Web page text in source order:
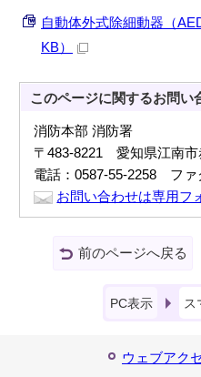
自動体外式除細動器（
KB）
このページに関するお問い
消防本部 消防署
〒483-8221 愛知県江南市
電話：0587-55-2258 ファ
お問い合わせは専用フ
前のページへ戻る
PC表示 ス
ウェブアク